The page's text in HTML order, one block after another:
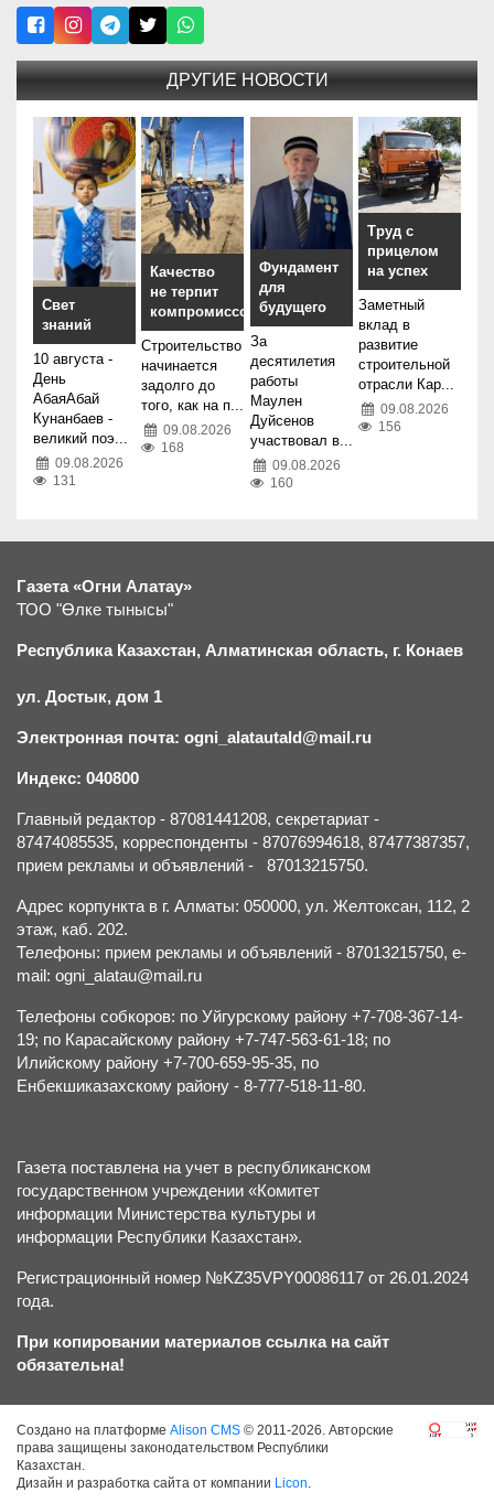
ДРУГИЕ НОВОСТИ
Свет
знаний
10 августа -
День
АбаяАбай
Кунанбаев -
великий поэ...
09.08.2026
131
Качество
не терпит
компромиссов
Строительство
начинается
задолго до
того, как на п...
09.08.2026
168
Фундамент
для
будущего
За
десятилетия
работы
Маулен
Дуйсенов
участвовал в...
09.08.2026
160
Труд с
прицелом
на успех
Заметный
вклад в
развитие
строительной
отрасли Кар...
09.08.2026
156
Газета «Огни Алатау»
ТОО "Өлке тынысы"
Республика Казахстан, Алматинская область, г. Конаев
ул. Достык, дом 1
Электронная почта: ogni_alatautald@mail.ru
Индекс: 040800
Главный редактор - 87081441208, секретариат -
87474085535, корреспонденты - 87076994618, 87477387357,
прием рекламы и объявлений - 87013215750.
Адрес корпункта в г. Алматы: 050000, ул. Желтоксан, 112, 2
этаж, каб. 202.
Телефоны: прием рекламы и объявлений - 87013215750, e-
mail: ogni_alatau@mail.ru
Телефоны собкоров: по Уйгурскому району +7-708-367-14-
19; по Карасайскому району +7-747-563-61-18; по
Илийскому району +7-700-659-95-35, по
Енбекшиказахскому району - 8-777-518-11-80.
Газета поставлена на учет в республиканском
государственном учреждении «Комитет
информации Министерства культуры и
информации Республики Казахстан».
Регистрационный номер №KZ35VPY00086117 от 26.01.2024
года.
При копировании материалов ссылка на сайт
обязательна!
Создано на платформе Alison CMS © 2011-2026. Авторские
права защищены законодательством Республики
Казахстан.
Дизайн и разработка сайта от компании Licon